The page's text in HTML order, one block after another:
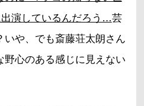
演しているんだろう…芸
いや、でも斎藤荘太朗さん
野心のある感じに見えない